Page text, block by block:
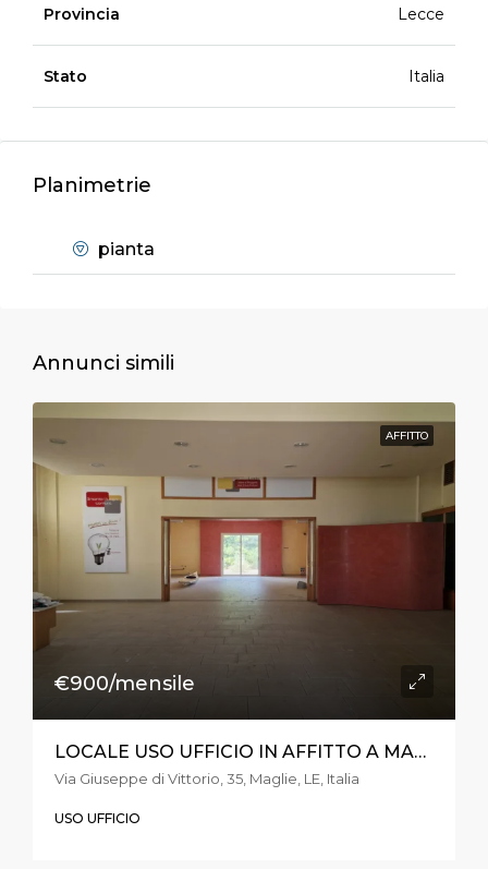
Provincia Lecce
Stato Italia
Planimetrie
pianta
Annunci simili
AFFITTO
€900/mensile
LOCALE USO UFFICIO IN AFFITTO A MAGLIE IN VIA DI VITTORIO
Via Giuseppe di Vittorio, 35, Maglie, LE, Italia
USO UFFICIO